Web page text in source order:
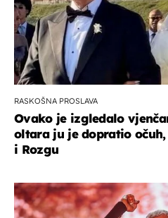
RASKOŠNA PROSLAVA
Ovako je izgledalo
oltara ju je dopratio
i Rozgu